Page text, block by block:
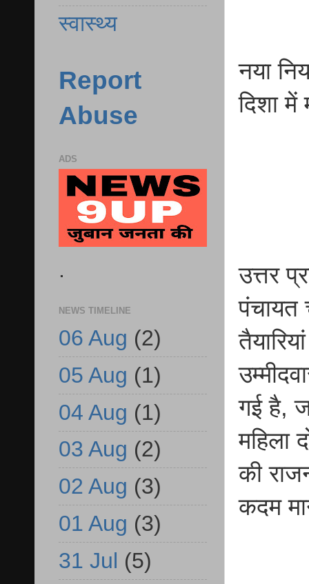
नया
दिशा में
उत्तर
पंचायत
गई है,
महिला
की
कदम
स्वास्थ्य
Report
Abuse
ADS
.
NEWS TIMELINE
06 Aug (2)
05 Aug (1)
04 Aug (1)
03 Aug (2)
02 Aug (3)
01 Aug (3)
31 Jul (5)